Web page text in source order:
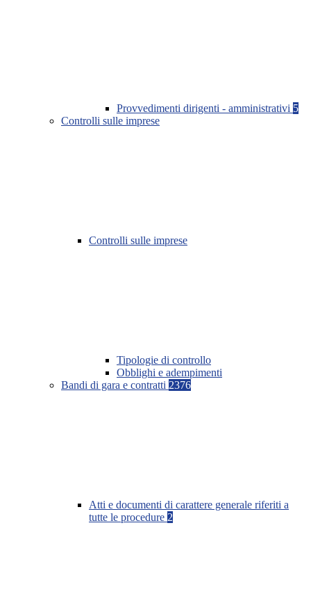
Provvedimenti dirigenti - amministrativi 5
Controlli sulle imprese
Controlli sulle imprese
Tipologie di controllo
Obblighi e adempimenti
Bandi di gara e contratti 2376
Atti e documenti di carattere generale riferiti a
tutte le procedure 2